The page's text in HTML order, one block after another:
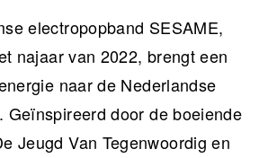
electropopband SESAME,
najaar van 2022, brengt een
naar de Nederlandse
Geïnspireerd door de boeiende
Jeugd Van Tegenwoordig en